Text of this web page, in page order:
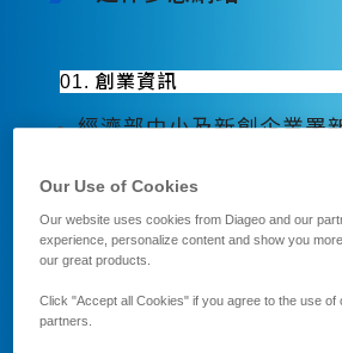
01. 創業資訊
經濟部中小及新創企業署
中華民國創業投資商業同
中國青年創業協會總會
國際扶輪-台灣地區
若水
Our Use of Cookies
Our website uses cookies from Diageo and our
experience, personalize content and show you
our great products.
Click "Accept all Cookies" if you agree to the use
partners.